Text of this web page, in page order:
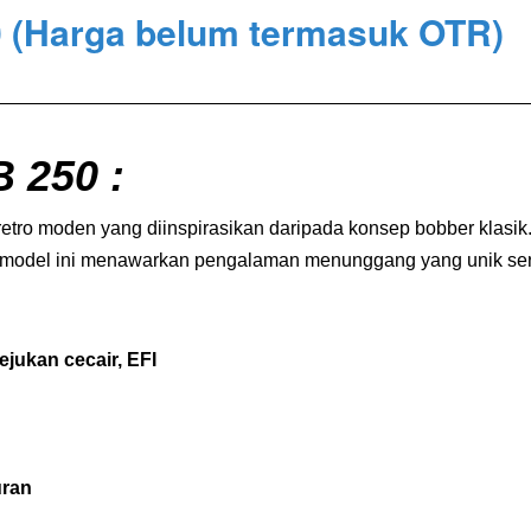
(Harga belum termasuk OTR)
250 :
moden yang diinspirasikan daripada konsep bobber
ini menawarkan pengalaman menunggang yang unik
cecair, EFI